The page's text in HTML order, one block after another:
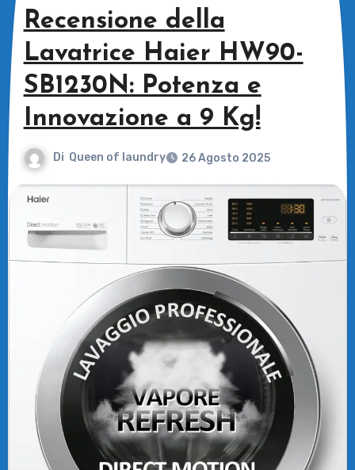
Recensione della
Lavatrice Haier HW90-
SB1230N: Potenza e
Innovazione a 9 Kg!
Di Queen of laundry 26 Agosto 2025